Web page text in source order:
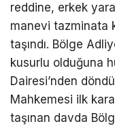
reddine, erkek
manevi tazminata
taşındı. Bölge
kusurlu olduğuna
Dairesi’nden
Mahkemesi ilk
taşınan davda